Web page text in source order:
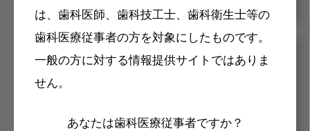
は、歯科医師、歯科技工士、歯科衛生士等の
歯科医療従事者の方を対象にしたものです。
一般の方に対する情報提供サイトではありま
せん。
あなたは歯科医療従事者ですか？
メリット